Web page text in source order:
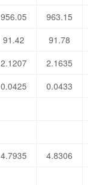
956.05 963.15
91.42 91.78
2.1207 2.1635
0.0425 0.0433
4.7935 4.8306